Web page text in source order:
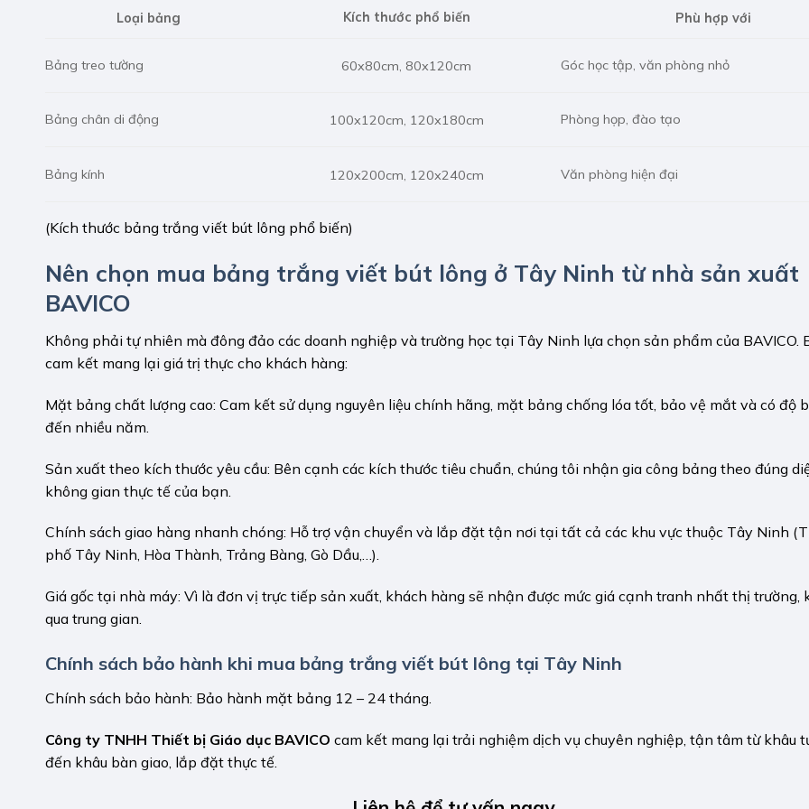
Loại bảng Kích thước phổ biến Phù hợp với
Bảng treo tường 60x80cm, 80x120cm Góc học tập, văn phòng nhỏ
Bảng chân di động 100x120cm, 120x180cm Phòng họp, đào tạo
Bảng kính 120x200cm, 120x240cm Văn phòng hiện đại
(Kích thước bảng trắng viết bút lông phổ biến)
Nên chọn mua bảng trắng viết bút lông ở Tây Ninh từ nhà sản xuất
BAVICO
Không phải tự nhiên mà đông đảo các doanh nghiệp và trường học tại Tây Ninh lựa chọn sản phẩm của BAVICO.
cam kết mang lại giá trị thực cho khách hàng:
Mặt bảng chất lượng cao: Cam kết sử dụng nguyên liệu chính hãng, mặt bảng chống lóa tốt, bảo vệ mắt và có độ
đến nhiều năm.
Sản xuất theo kích thước yêu cầu: Bên cạnh các kích thước tiêu chuẩn, chúng tôi nhận gia công bảng theo đúng
không gian thực tế của bạn.
Chính sách giao hàng nhanh chóng: Hỗ trợ vận chuyển và lắp đặt tận nơi tại tất cả các khu vực thuộc Tây Ninh
phố Tây Ninh, Hòa Thành, Trảng Bàng, Gò Dầu,…).
Giá gốc tại nhà máy: Vì là đơn vị trực tiếp sản xuất, khách hàng sẽ nhận được mức giá cạnh tranh nhất thị trường,
qua trung gian.
Chính sách bảo hành khi mua bảng trắng viết bút lông tại Tây Ninh
Chính sách bảo hành: Bảo hành mặt bảng 12 – 24 tháng.
Công ty TNHH Thiết bị Giáo dục BAVICO cam kết mang lại trải nghiệm dịch vụ chuyên nghiệp, tận tâm từ khâu
đến khâu bàn giao, lắp đặt thực tế.